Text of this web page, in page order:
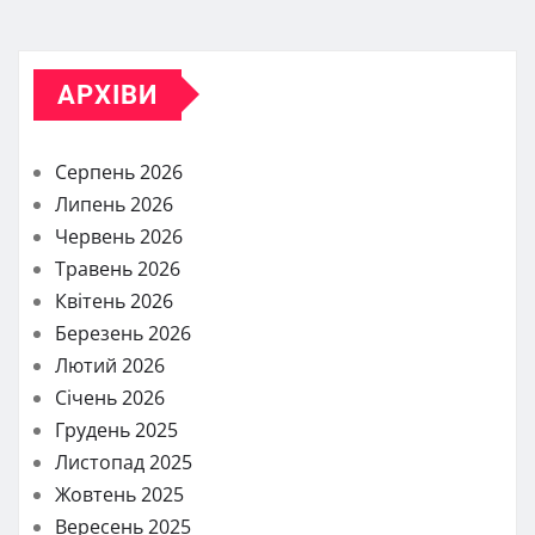
АРХІВИ
Серпень 2026
Липень 2026
Червень 2026
Травень 2026
Квітень 2026
Березень 2026
Лютий 2026
Січень 2026
Грудень 2025
Листопад 2025
Жовтень 2025
Вересень 2025